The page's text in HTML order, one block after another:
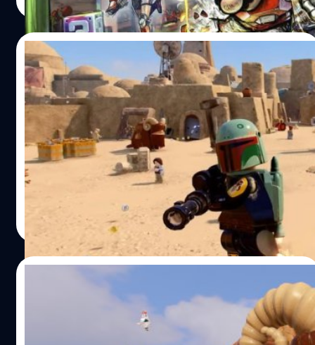
04/05/2022
เปิดตัว DLC เกม LEGO Star Wars: The
Skywalker Saga ที่ขนภาคพิเศษมาเพียบ
เป็นวัน Star Wars อย่างเป็นทางการ และ LEGO Star Wars:
The Skywalker Saga ได้เปิดตัวอย่างชุด DLC ใหม่เพิ่มนื้อหา
"The Mandalorian" ซีซั่น 2 และ "Star Wars: The Bad
Batch" มาให้เล่น
วงศกร ปฐมชัยวัฒน์ | 1554 days ago
LEGO Star Wars: The Skywalker Saga มี
ยอดขายทะลุ 3.2 ล้านชุดภายในสองสัปดาห์